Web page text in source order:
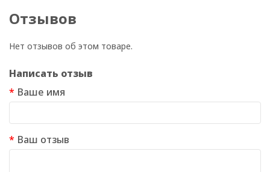
Отзывов
Нет отзывов об этом товаре.
Написать отзыв
Ваше имя
Ваш отзыв